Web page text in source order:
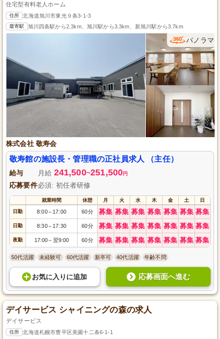
住宅型有料老人ホーム
住所 北海道旭川市東光９条3-1-3
最寄駅 旭川四条駅から2.3km、旭川駅から3.3km、新旭川駅から3.7km
パノラマ
株式会社 敬寿会
敬寿館の施設長・管理職の正社員求人 （主任）
給与 月給 241,500~251,500円
応募要件必須: 初任者研修
就業時間 休憩 月 火 水 木 金 土 日
日勤 8:00～ 17:00 60分 募集 募集 募集 募集 募集 募集 募集
日勤 8:30～ 17:30 60分 募集 募集 募集 募集 募集 募集 募集
夜勤 17:00～ 翌9:00 60分 募集 募集 募集 募集 募集 募集 募集
50代活躍 未経験可 60代活躍 新卒可 40代活躍 年齢不問
お気に入り に追加 応募画面へ進む
デイサービス シャイニングの森の求人
デイサービス
住所 北海道札幌市豊平区美園十二条6-1-1